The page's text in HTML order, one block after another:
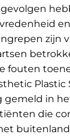
zijn
fouten
Plastic
gemeld in
die